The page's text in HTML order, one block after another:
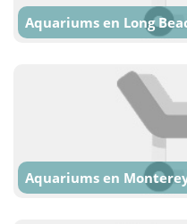
Aquariums en Long
Aquariums en